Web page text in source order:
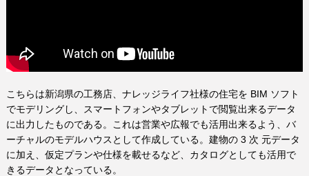
こちらは新潟県の工務店、ナレッジライフ社様の住宅を BIM ソフト
でモデリングし、スマートフォンやタブレットで閲覧出来るデータ
に出力したものである。これは営業や広報でも活用出来るよう、バ
ーチャルのモデルハウスとして作成している。建物の 3 次 元データ
に加え、仮定プランや仕様を載せるなど、カタログとしても活用で
きるデータとなっている。